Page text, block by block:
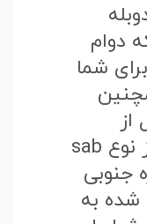
دوام
شما
بهترین نوع مواد چاپ از نوع sab
جنوبی
شده به